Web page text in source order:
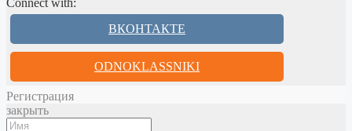
Connect with:
ВКОНТАКТЕ
ODNOKLASSNIKI
Регистрация
закрыть